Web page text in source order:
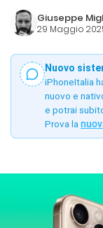
Giuseppe
29 Maggio
Nuovo
iPhoneItalia
nuovo e
e potrai
Prova la